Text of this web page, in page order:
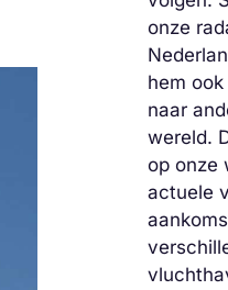
onze
hem
naar
wereld.
op onze
actuele